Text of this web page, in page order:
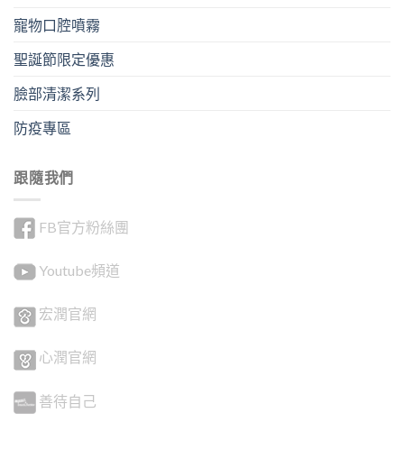
寵物口腔噴霧
聖誕節限定優惠
臉部清潔系列
防疫專區
跟隨我們
FB官方粉絲團
Youtube頻道
宏潤官網
心潤官網
善待自己